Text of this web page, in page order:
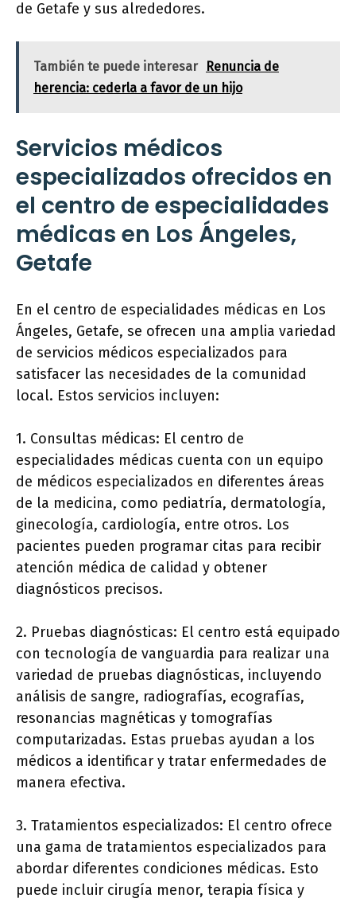
de Getafe y sus alrededores.
También te puede interesar
Renuncia de
herencia: cederla a favor de un hijo
Servicios médicos
especializados ofrecidos en
el centro de especialidades
médicas en Los Ángeles,
Getafe
En el centro de especialidades médicas en Los
Ángeles, Getafe, se ofrecen una amplia variedad
de servicios médicos especializados para
satisfacer las necesidades de la comunidad
local. Estos servicios incluyen:
1. Consultas médicas: El centro de
especialidades médicas cuenta con un equipo
de médicos especializados en diferentes áreas
de la medicina, como pediatría, dermatología,
ginecología, cardiología, entre otros. Los
pacientes pueden programar citas para recibir
atención médica de calidad y obtener
diagnósticos precisos.
2. Pruebas diagnósticas: El centro está equipado
con tecnología de vanguardia para realizar una
variedad de pruebas diagnósticas, incluyendo
análisis de sangre, radiografías, ecografías,
resonancias magnéticas y tomografías
computarizadas. Estas pruebas ayudan a los
médicos a identificar y tratar enfermedades de
manera efectiva.
3. Tratamientos especializados: El centro ofrece
una gama de tratamientos especializados para
abordar diferentes condiciones médicas. Esto
puede incluir cirugía menor, terapia física y